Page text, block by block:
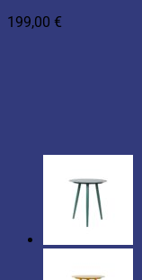
199,00 €